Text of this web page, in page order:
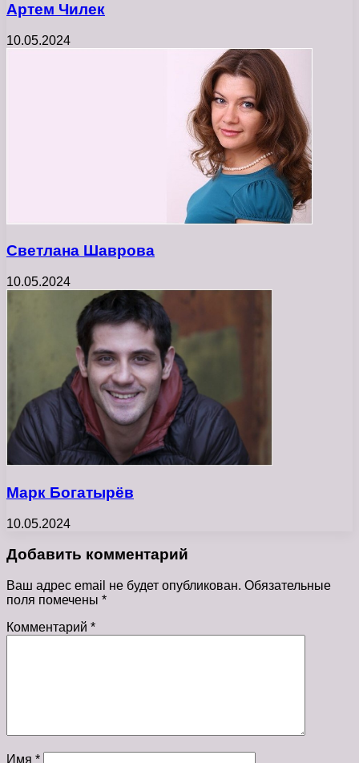
Артем Чилек
10.05.2024
Светлана Шаврова
10.05.2024
Марк Богатырёв
10.05.2024
Добавить комментарий
Ваш адрес email не будет опубликован. Обязательные
поля помечены *
Комментарий *
Имя *